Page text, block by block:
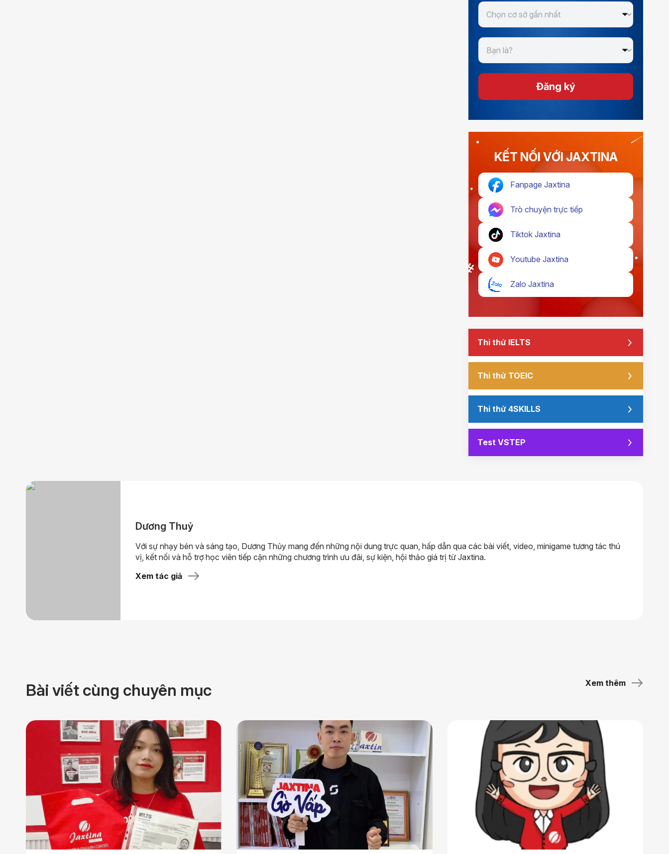
Đăng ký
KẾT NỐI VỚI JAXTINA
Fanpage Jaxtina
Trò chuyện trực tiếp
Tiktok Jaxtina
Youtube Jaxtina
Zalo Jaxtina
Thi thử IELTS
Thi thử TOEIC
Thi thử 4SKILLS
Test VSTEP
Dương Thuỷ
Với sự nhạy bén và sáng tạo, Dương Thủy mang đến những nội dung trực quan, hấp dẫn qua các bài viết, video, minigame tương tác thú
vị, kết nối và hỗ trợ học viên tiếp cận những chương trình ưu đãi, sự kiện, hội thảo giá trị từ Jaxtina.
Xem tác giả
Bài viết cùng chuyên mục Xem thêm